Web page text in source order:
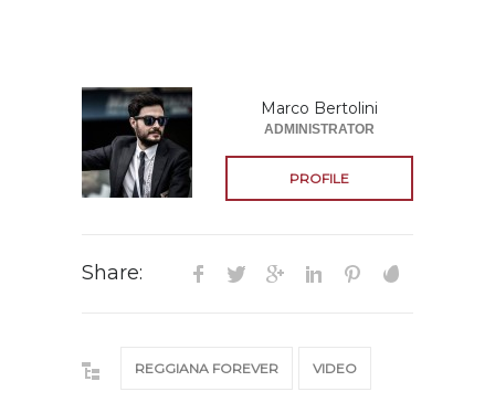
Marco Bertolini
ADMINISTRATOR
PROFILE
Share:
REGGIANA FOREVER VIDEO